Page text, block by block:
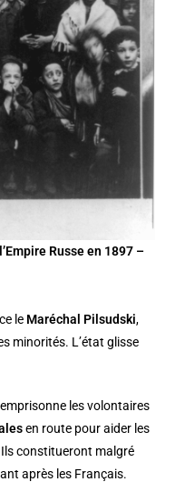
Russe en 1897 –
le Maréchal Pilsudski,
minorités. L’état glisse
emprisonne les volontaires
en route pour aider les
constitueront malgré
après les Français.